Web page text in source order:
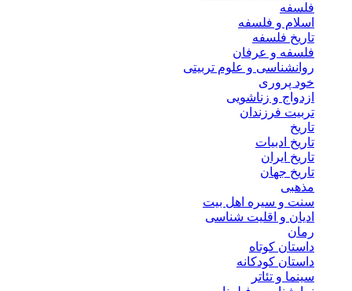
فلسفه
اسلام و فلسفه
تاریخ فلسفه
فلسفه و عرفان
روانشناسی و علوم تربیتی
خود پروری
ازدواج و زناشویی
تربیت فرزندان
تاریخ
تاریخ ادبیات
تاریخ ایران
تاریخ جهان
مذهبی
سنت و سیره اهل بیت
ادیان و اقلیت شناسی
رمان
داستان کوتاه
داستان کودکانه
سینما و تئاتر